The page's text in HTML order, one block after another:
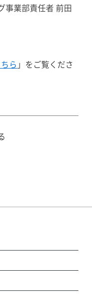
事業部責任者 前田
ちら 」をご覧くださ